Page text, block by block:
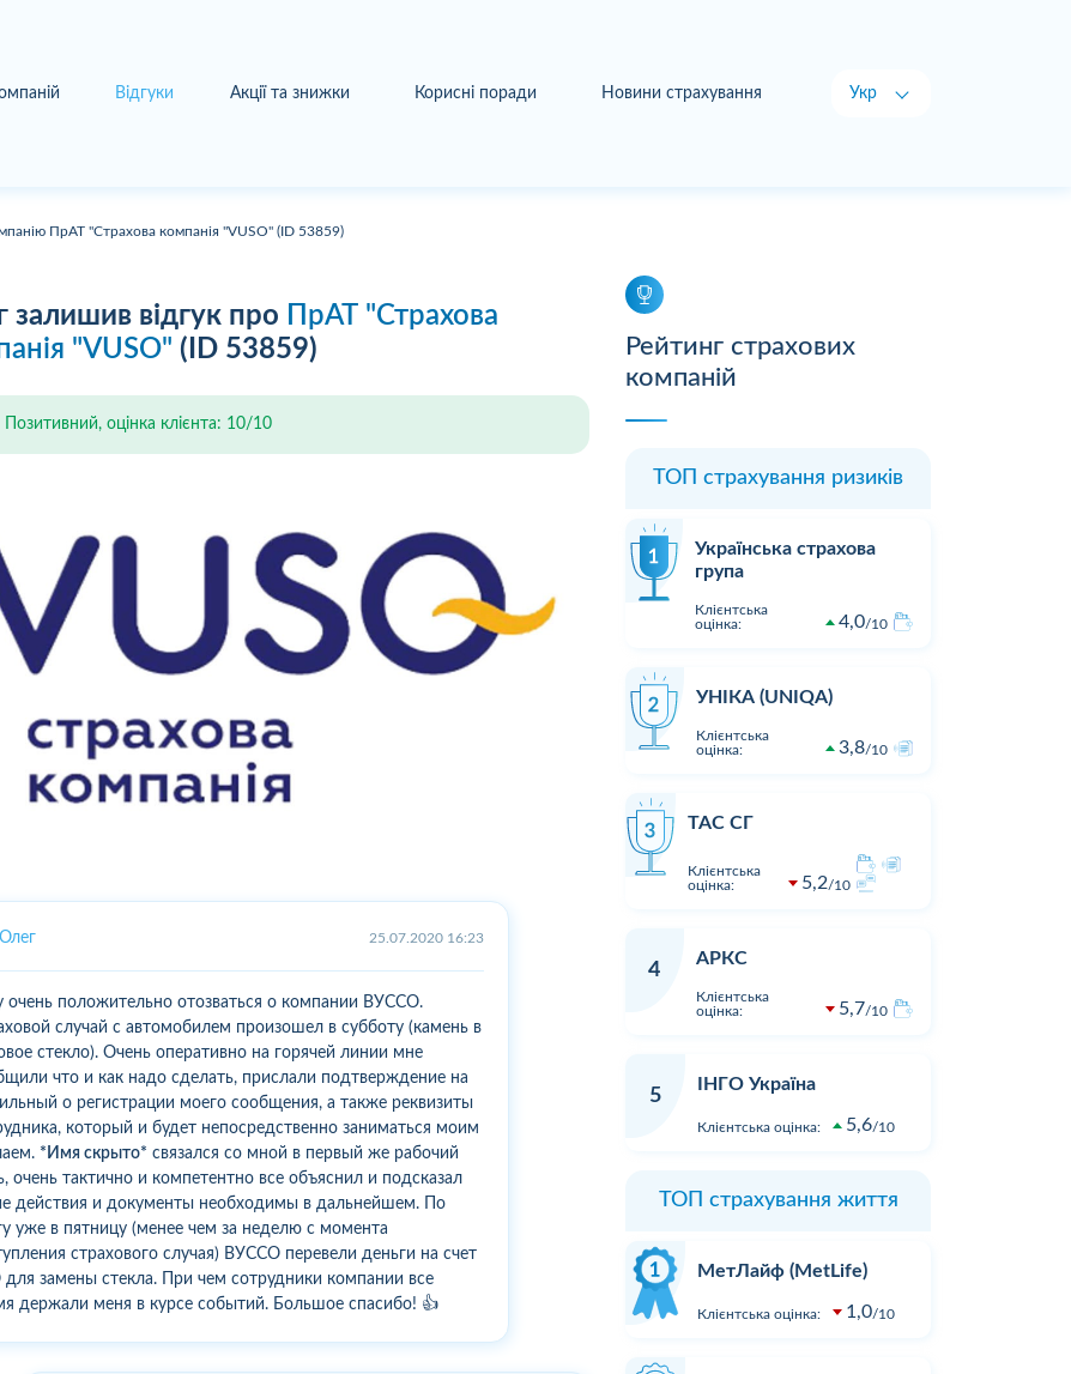
Відгуки Акції та знижки Корисні поради Новини страхування Укр
ПрАТ "Страхова компанія "VUSO" (ID 53859)
залишив відгук про
ПрАТ "Страхова
"VUSO" (ID 53859)
Позитивний, оцінка клієнта: 10/10
Олег 25.07.2020 16:23
очень положительно отозваться о компании ВУССО.
случай с автомобилем произошел в субботу (камень в
стекло). Очень оперативно на горячей линии мне
что и как надо сделать, прислали подтверждение на
о регистрации моего сообщения, а также реквизиты
который и будет непосредственно заниматься моим
*Имя скрыто* связался со мной в первый же рабочий
очень тактично и компетентно все объяснил и подсказал
действия и документы необходимы в дальнейшем. По
уже в пятницу (менее чем за неделю с момента
страхового случая) ВУССО перевели деньги на счет
замены стекла. При чем сотрудники компании все
держали меня в курсе событий. Большое спасибо! 👍
Рейтинг страхових
компаній
ТОП страхування ризиків
Українська страхова
група
Клієнтська
оцінка:
4,0 10
УНІКА (UNIQA)
Клієнтська
оцінка:
3,8 10
ТАС СГ
Клієнтська
оцінка:
5,2 10
4
АРКС
Клієнтська
оцінка:
5,7 10
5
ІНГО Україна
Клієнтська оцінка: 5,6 10
ТОП страхування життя
МетЛайф (MetLife)
Клієнтська оцінка: 1,0 10